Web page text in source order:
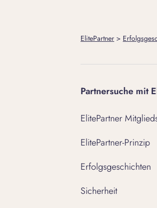
ElitePartner >
Partnersuche mit
ElitePartner
ElitePartner-Prinzip
Erfolgsgeschichten
Sicherheit